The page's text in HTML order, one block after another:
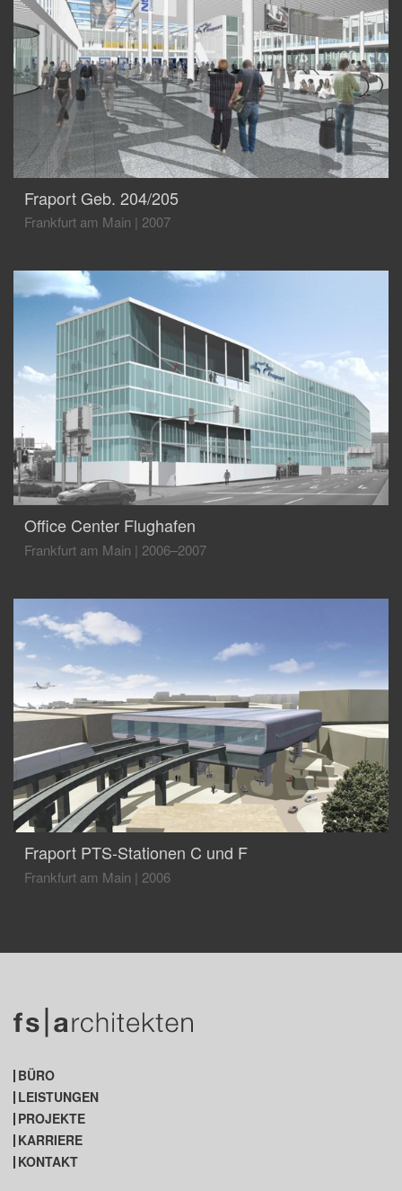
Fraport Geb. 204/205
Frankfurt am Main | 2007
Office Center Flughafen
Frankfurt am Main | 2006–2007
Fraport PTS-Stationen C und F
Frankfurt am Main | 2006
BÜRO
LEISTUNGEN
PROJEKTE
KARRIERE
KONTAKT